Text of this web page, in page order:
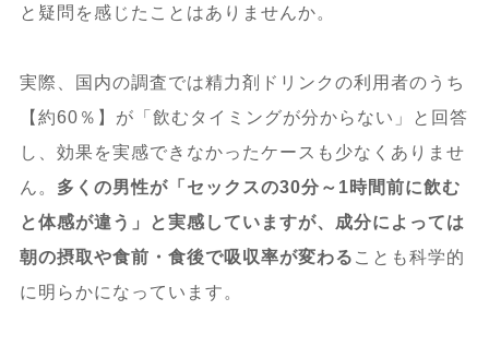
と疑問を感じたことはありませんか。
実際、国内の調査では精力剤ドリンクの利用者のうち
【約60％】が「飲むタイミングが分からない」と回答
し、効果を実感できなかったケースも少なくありませ
ん。 多くの男性が「セックスの30分～1時間前に飲む
と体感が違う」と実感していますが、成分によっては
朝の摂取や食前・食後で吸収率が変わる ことも科学的
に明らかになっています。